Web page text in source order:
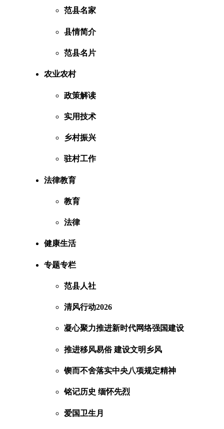
范县名家
县情简介
范县名片
农业农村
政策解读
实用技术
乡村振兴
驻村工作
法律教育
教育
法律
健康生活
专题专栏
范县人社
清风行动2026
凝心聚力推进新时代网络强国建设
推进移风易俗 建设文明乡风
锲而不舍落实中央八项规定精神
铭记历史 缅怀先烈
爱国卫生月